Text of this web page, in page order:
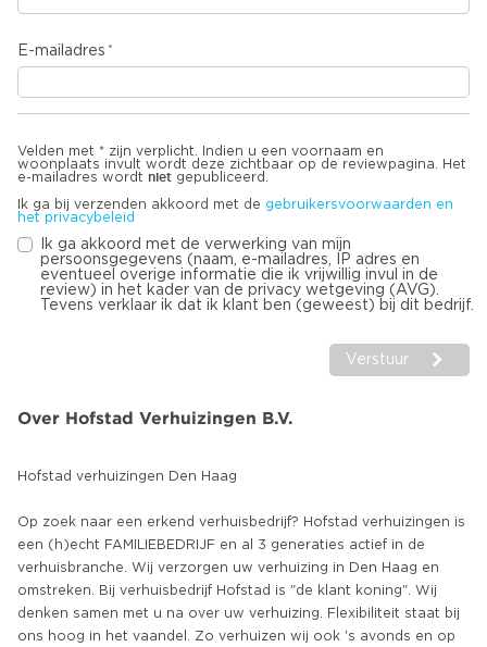
E-mailadres
Velden met * zijn verplicht. Indien u een voornaam en
woonplaats invult wordt deze zichtbaar op de reviewpagina. Het
e-mailadres wordt niet gepubliceerd.
Ik ga bij verzenden akkoord met de gebruikersvoorwaarden en
het privacybeleid
Ik ga akkoord met de verwerking van mijn
persoonsgegevens (naam, e-mailadres, IP adres en
eventueel overige informatie die ik vrijwillig invul in de
review) in het kader van de privacy wetgeving (AVG).
Tevens verklaar ik dat ik klant ben (geweest) bij dit bedrijf.
Verstuur
Over Hofstad Verhuizingen B.V.
Hofstad verhuizingen Den Haag
Op zoek naar een erkend verhuisbedrijf? Hofstad verhuizingen is
een (h)echt FAMILIEBEDRIJF en al 3 generaties actief in de
verhuisbranche. Wij verzorgen uw verhuizing in Den Haag en
omstreken. Bij verhuisbedrijf Hofstad is "de klant koning". Wij
denken samen met u na over uw verhuizing. Flexibiliteit staat bij
ons hoog in het vaandel. Zo verhuizen wij ook 's avonds en op